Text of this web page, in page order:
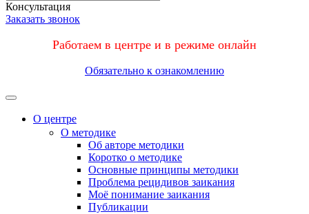
Консультация
Заказать звонок
Работаем в центре и в режиме онлайн
Обязательно к ознакомлению
Меню
О центре
О методике
Об авторе методики
Коротко о методике
Основные принципы методики
Проблема рецидивов заикания
Моё понимание заикания
Публикации